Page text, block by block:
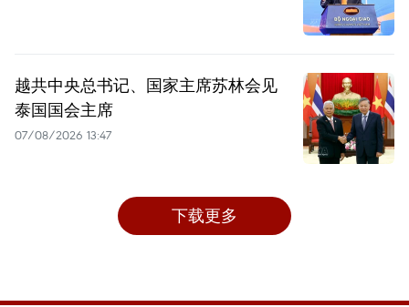
越共中央总书记、国家主席苏林会见
泰国国会主席
07/08/2026 13:47
下载更多